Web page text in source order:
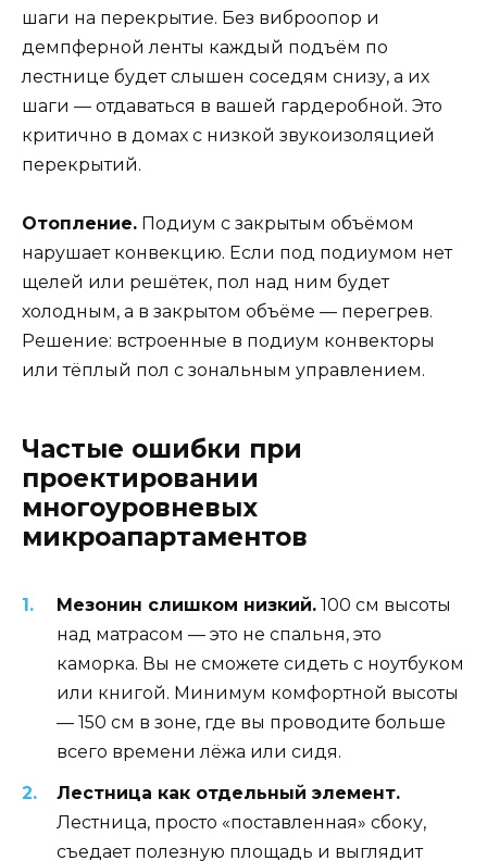
шаги на перекрытие. Без виброопор и
демпферной ленты каждый подъём по
лестнице будет слышен соседям снизу, а их
шаги — отдаваться в вашей гардеробной. Это
критично в домах с низкой звукоизоляцией
перекрытий.
Отопление. Подиум с закрытым объёмом
нарушает конвекцию. Если под подиумом нет
щелей или решётек, пол над ним будет
холодным, а в закрытом объёме — перегрев.
Решение: встроенные в подиум конвекторы
или тёплый пол с зональным управлением.
Частые ошибки при
проектировании
многоуровневых
микроапартаментов
Мезонин слишком низкий. 100 см высоты
над матрасом — это не спальня, это
каморка. Вы не сможете сидеть с ноутбуком
или книгой. Минимум комфортной высоты
— 150 см в зоне, где вы проводите больше
всего времени лёжа или сидя.
Лестница как отдельный элемент.
Лестница, просто «поставленная» сбоку,
съедает полезную площадь и выглядит